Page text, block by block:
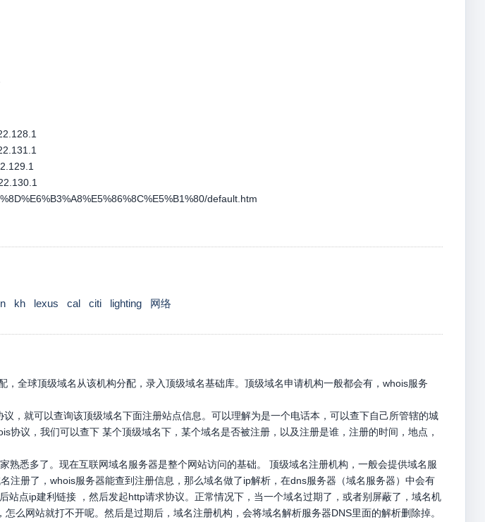
default.htm
kh lexus cal citi lighting 网络
，全球顶级域名从该机构分配，录入顶级域名基础库。顶级域名申请机构一般都会有，whois服务
，就可以查询该顶级域名下面注册站点信息。可以理解为是一个电话本，可以查下自己所管辖的城
协议，我们可以查下 某个顶级域名下，某个域名是否被注册，以及注册是谁，注册的时间，地点，
熟悉多了。现在互联网域名服务器是整个网站访问的基础。 顶级域名注册机构，一般会提供域名服
注册了，whois服务器能查到注册信息，那么域名做了ip解析，在dns服务器（域名服务器）中会有
站点ip建利链接 ，然后发起http请求协议。正常情况下，当一个域名过期了，或者别屏蔽了，域名机
么网站就打不开呢。然后是过期后，域名注册机构，会将域名解析服务器DNS里面的解析删除掉。